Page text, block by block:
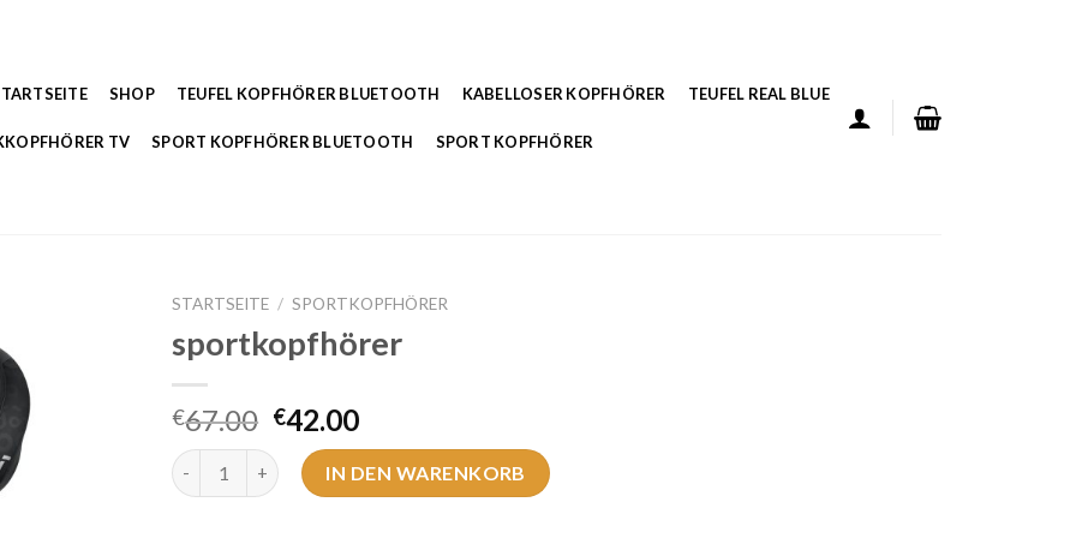
SHOP TEUFEL KOPFHÖRER BLUETOOTH KABELLOSER KOPFHÖRER TEUFEL REAL BLUE
TV SPORT KOPFHÖRER BLUETOOTH SPORT KOPFHÖRER
STARTSEITE / SPORTKOPFHÖRER
sportkopfhörer
€67.00 €42.00
sportkopfhörer MengeIN DEN WARENKORB